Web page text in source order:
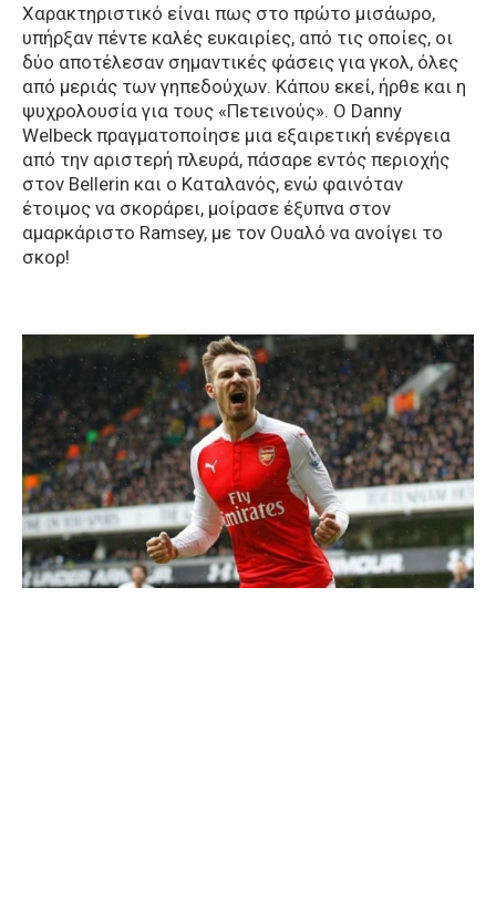
Χαρακτηριστικό είναι πως στο πρώτο μισάωρο,
υπήρξαν πέντε καλές ευκαιρίες, από τις οποίες, οι
δύο αποτέλεσαν σημαντικές φάσεις για γκολ, όλες
από μεριάς των γηπεδούχων. Κάπου εκεί, ήρθε και η
ψυχρολουσία για τους «Πετεινούς». Ο Danny
Welbeck πραγματοποίησε μια εξαιρετική ενέργεια
από την αριστερή πλευρά, πάσαρε εντός περιοχής
στον Bellerin και ο Καταλανός, ενώ φαινόταν
έτοιμος να σκοράρει, μοίρασε έξυπνα στον
αμαρκάριστο Ramsey, με τον Ουαλό να ανοίγει το
σκορ!